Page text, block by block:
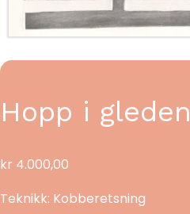
Hopp i gleden
kr 4.000,00
Teknikk: Kobberetsning